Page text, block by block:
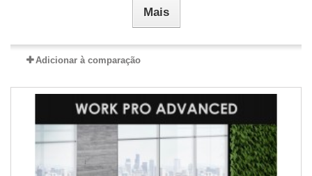
Mais
Adicionar à comparação